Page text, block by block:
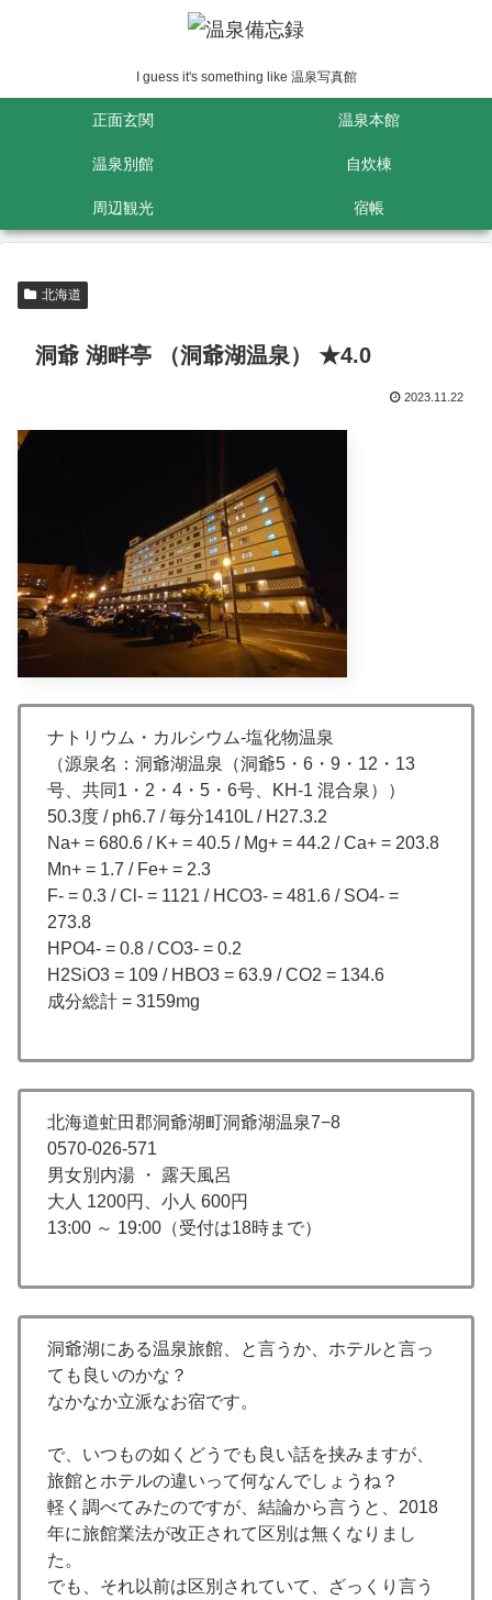
I guess it's something like 温泉写真館
正面玄関 温泉本館
温泉別館 自炊棟
周辺観光 宿帳
北海道
洞爺 湖畔亭 （洞爺湖温泉） ★4.0
2023.11.22
ナトリウム・カルシウム-塩化物温泉
（源泉名：洞爺湖温泉（洞爺5・6・9・12・13
号、共同1・2・4・5・6号、KH-1 混合泉））
50.3度 / ph6.7 / 毎分1410L / H27.3.2
Na+ = 680.6 / K+ = 40.5 / Mg+ = 44.2 / Ca+ = 203.8
Mn+ = 1.7 / Fe+ = 2.3
F- = 0.3 / Cl- = 1121 / HCO3- = 481.6 / SO4- =
273.8
HPO4- = 0.8 / CO3- = 0.2
H2SiO3 = 109 / HBO3 = 63.9 / CO2 = 134.6
成分総計 = 3159mg
北海道虻田郡洞爺湖町洞爺湖温泉7−8
0570-026-571
男女別内湯 ・ 露天風呂
大人 1200円、小人 600円
13:00 ～ 19:00（受付は18時まで）
洞爺湖にある温泉旅館、と言うか、ホテルと言っ
ても良いのかな？
なかなか立派なお宿です。
で、いつもの如くどうでも良い話を挟みますが、
旅館とホテルの違いって何なんでしょうね？
軽く調べてみたのですが、結論から言うと、2018
年に旅館業法が改正されて区別は無くなりまし
た。
でも、それ以前は区別されていて、ざっくり言う